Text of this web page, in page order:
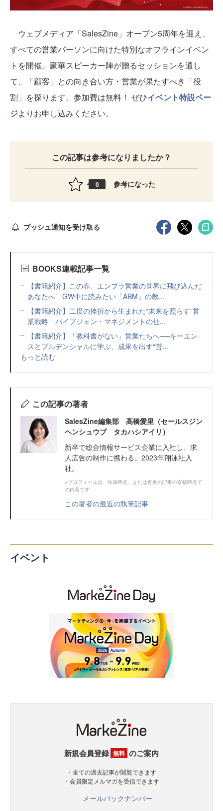
ウェブメディア「SalesZine」オープン5周年を迎え、
すべての営業パーソンに向けた特別なオフラインイベン
トを開催。豪華スピーカー陣が贈るセッションを通し
て、「顧客」との向き合い方・営業が果たすべき「役
割」を探ります。参加費は無料！ ぜひイベント特設ペー
ジよりお申し込みください。
この記事は参考になりましたか？
0 参考になった
プッシュ通知を受け取る
BOOKS連載記事一覧
【書籍紹介】この春、エンプラ営業の世界に飛び込んだ
あなたへ GW中に読みたい「ABM」の教...
【書籍紹介】二度の挫折から生まれた“未来を照らす”営
業戦略 パイプジェン・マネジメントの仕...
【書籍紹介】「教科書がない」営業たちへ──キーエン
スとプルデンシャルに学ぶ、成果を出す“営...
もっと読む
この記事の著者
SalesZine編集部 高橋愛里（セールスジン
ヘンシュウブ タカハシアイリ）
新卒で総合情報サービス企業に入社し、求
人広告の制作に携わる。2023年翔泳社入
社。
※プロフィールは、執筆時点、または直近の記事の寄稿時点で
の内容です
この著者の最近の執筆記事
イベント
新規会員登録 無料 のご案内
・全ての過去記事が閲覧できます
・会員限定メルマガを受信できます
メールバックナンバー